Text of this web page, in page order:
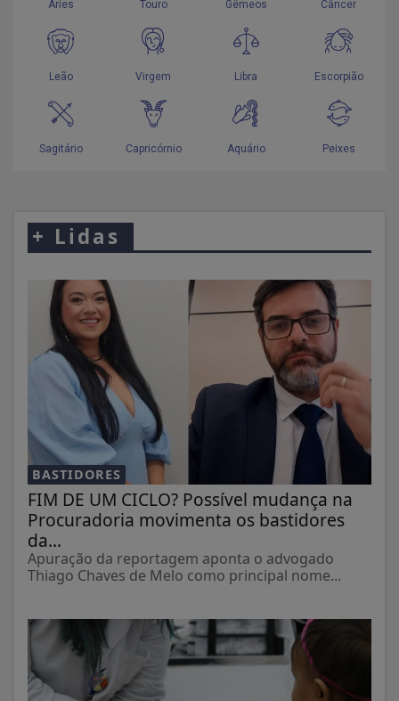
+ Lidas
BASTIDORES
FIM DE UM CICLO? Possível mudança na
Procuradoria movimenta os bastidores
da...
Apuração da reportagem aponta o advogado
Thiago Chaves de Melo como principal nome...